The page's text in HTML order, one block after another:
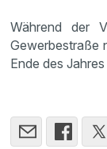
Während der
Gewerbestraße
Ende des